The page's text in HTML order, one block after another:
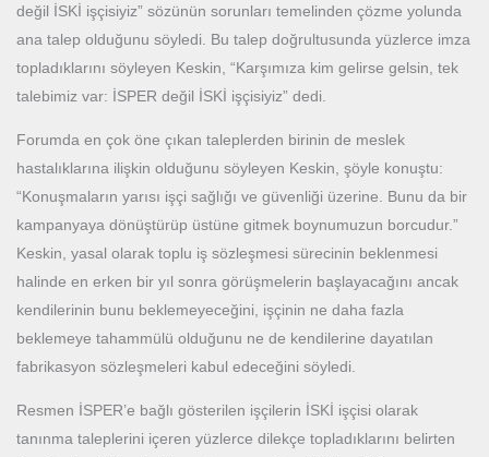
değil İSKİ işçisiyiz” sözünün sorunları temelinden çözme yolunda
ana talep olduğunu söyledi. Bu talep doğrultusunda yüzlerce imza
topladıklarını söyleyen Keskin, “Karşımıza kim gelirse gelsin, tek
talebimiz var: İSPER değil İSKİ işçisiyiz” dedi.
Forumda en çok öne çıkan taleplerden birinin de meslek
hastalıklarına ilişkin olduğunu söyleyen Keskin, şöyle konuştu:
“Konuşmaların yarısı işçi sağlığı ve güvenliği üzerine. Bunu da bir
kampanyaya dönüştürüp üstüne gitmek boynumuzun borcudur.”
Keskin, yasal olarak toplu iş sözleşmesi sürecinin beklenmesi
halinde en erken bir yıl sonra görüşmelerin başlayacağını ancak
kendilerinin bunu beklemeyeceğini, işçinin ne daha fazla
beklemeye tahammülü olduğunu ne de kendilerine dayatılan
fabrikasyon sözleşmeleri kabul edeceğini söyledi.
Resmen İSPER’e bağlı gösterilen işçilerin İSKİ işçisi olarak
tanınma taleplerini içeren yüzlerce dilekçe topladıklarını belirten